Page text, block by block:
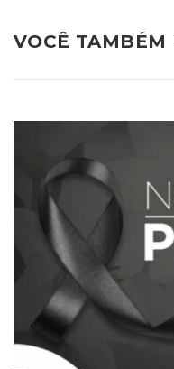
VOCÊ TAMBÉM